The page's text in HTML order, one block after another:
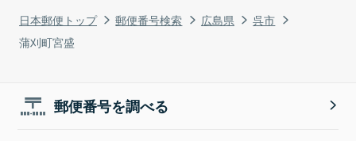
日本郵便トップ 郵便番号検索 広島県
呉市
蒲刈町宮盛
郵便番号を調べる